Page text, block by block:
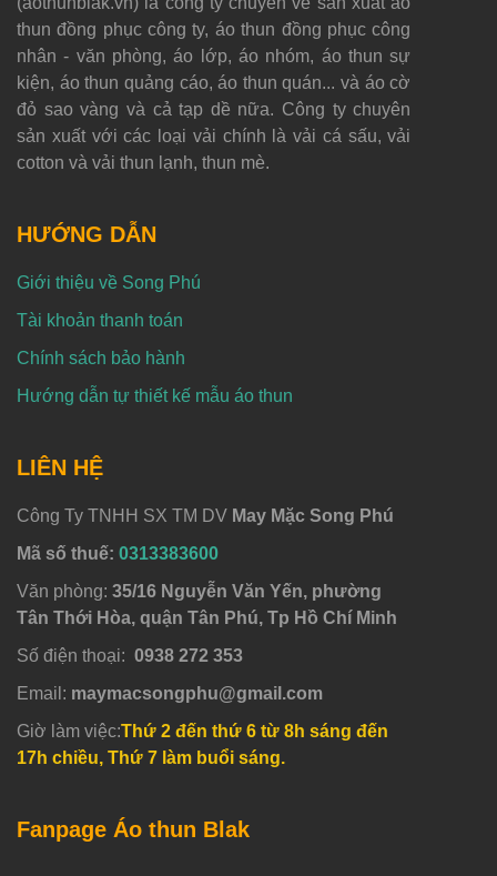
thun đồng phục công ty, áo thun đồng phục công
nhân - văn phòng, áo lớp, áo nhóm, áo thun sự
kiện, áo thun quảng cáo, áo thun quán... và áo cờ
đỏ sao vàng và cả tạp dề nữa. Công ty chuyên
sản xuất với các loại vải chính là vải cá sấu, vải
cotton và vải thun lạnh, thun mè.
HƯỚNG DẪN
Giới thiệu về Song Phú
Tài khoản thanh toán
Chính sách bảo hành
Hướng dẫn tự thiết kế mẫu áo thun
LIÊN HỆ
Công Ty TNHH SX TM DV May Mặc Song Phú
Mã số thuế: 0313383600
Văn phòng: 35/16 Nguyễn Văn Yến, phường
Tân Thới Hòa, quận Tân Phú, Tp Hồ Chí Minh
Số điện thoại: 0938 272 353
Email: maymacsongphu@gmail.com
Giờ làm việc:Thứ 2 đến thứ 6 từ 8h sáng đến
17h chiều, Thứ 7 làm buổi sáng.
Fanpage Áo thun Blak